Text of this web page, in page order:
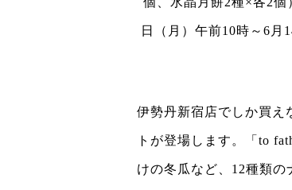
日（月）午前10時～6
伊勢丹新宿店でしか買え
トが登場します。「to
けの冬瓜など、12種類